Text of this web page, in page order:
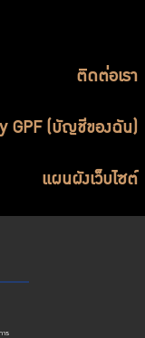
ติดต่อเรา
GPF (บัญชีของฉัน)
แผนผังเว็บไซต์
าร